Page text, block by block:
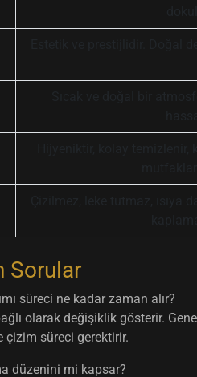
Sorular
süreci ne kadar zaman alır?
olarak değişiklik gösterir.
çizim süreci gerektirir.
düzenini mi kapsar?